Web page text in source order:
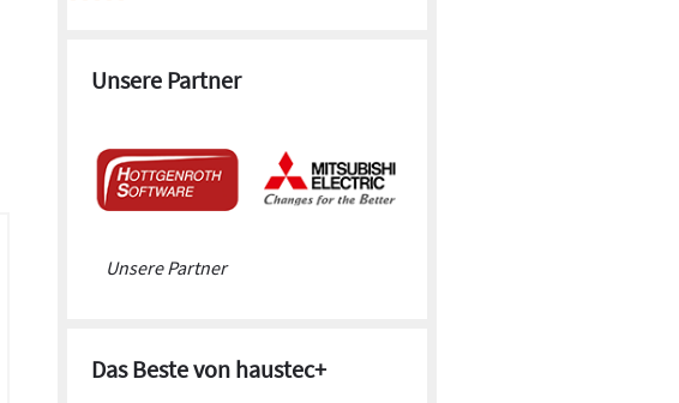
Unsere Partner
Unsere Partner
Das Beste von haustec+